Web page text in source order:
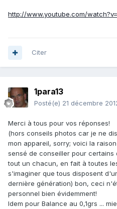
http://www.youtube.com/
Citer
1para13
Posté(e) 21 décembre
Merci à tous pour vos réponses!
(hors conseils photos car je ne
mon appareil, sorry; voici la
sensé de conseiller pour
tout un chacun, en fait à toutes
s'imaginer que tous disposent
dernière génération) bon, ceci
personnel bien évidemment!
Idem pour Balance au 0,1grs ...